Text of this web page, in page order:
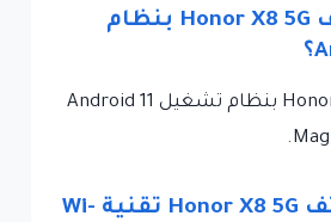
5. هل يأتي هاتف Honor X8 5G بنظام
نعم، يعمل Honor X8 5G بنظام تشغيل Android 11
2. هل يدعم هاتف Honor X8 5G تقنية Wi-